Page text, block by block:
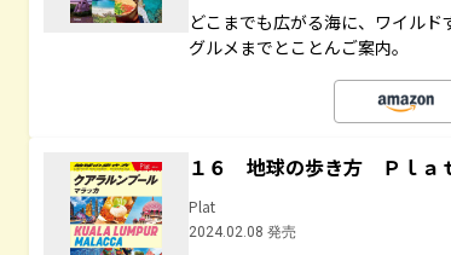
どこまでも広がる海に、ワイル
グルメまでとことんご案内。
１６ 地球の歩き方 Ｐｌａ
Plat
2024.02.08 発売